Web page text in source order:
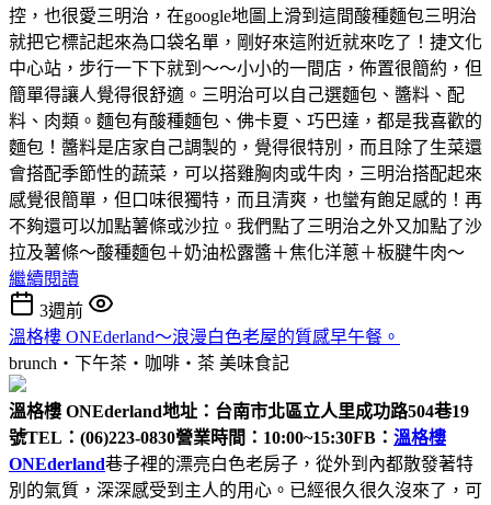
控，也很愛三明治，在google地圖上滑到這間酸種麵包三明治
就把它標記起來為口袋名單，剛好來這附近就來吃了！捷文化
中心站，步行一下下就到～～小小的一間店，佈置很簡約，但
簡單得讓人覺得很舒適。三明治可以自己選麵包、醬料、配
料、肉類。麵包有酸種麵包、佛卡夏、巧巴達，都是我喜歡的
麵包！醬料是店家自己調製的，覺得很特別，而且除了生菜還
會搭配季節性的蔬菜，可以搭雞胸肉或牛肉，三明治搭配起來
感覺很簡單，但口味很獨特，而且清爽，也蠻有飽足感的！再
不夠還可以加點薯條或沙拉。我們點了三明治之外又加點了沙
拉及薯條～酸種麵包＋奶油松露醬＋焦化洋蔥＋板腱牛肉～
繼續閱讀
3週前
溫格樓 ONEderland～浪漫白色老屋的質感早午餐。
brunch‧下午茶‧咖啡‧茶 美味食記
溫格樓 ONEderland地址：台南市北區立人里成功路504巷19
號TEL：(06)223-0830營業時間：10:00~15:30FB： 溫格樓
ONEderland巷子裡的漂亮白色老房子，從外到內都散發著特
別的氣質，深深感受到主人的用心。已經很久很久沒來了，可